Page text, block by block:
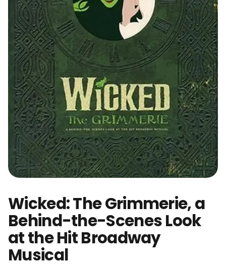
Wicked: The Grimmerie, a
Behind-the-Scenes Look
at the Hit Broadway
Musical